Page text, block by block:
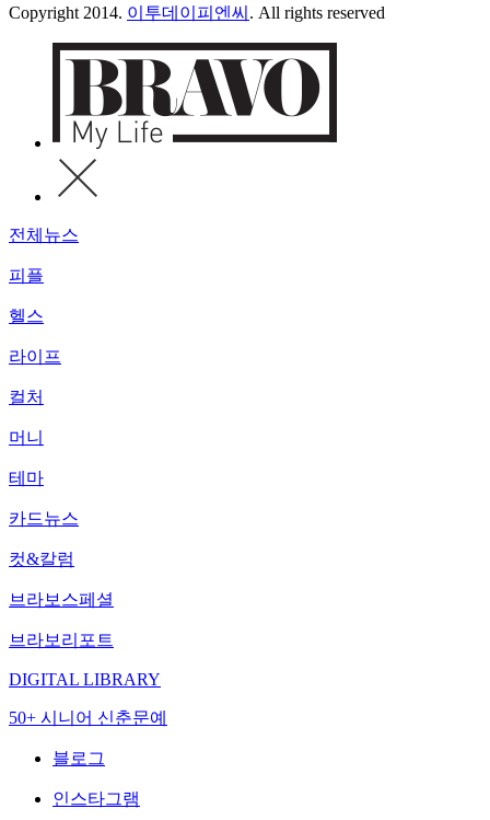
Copyright 2014. 이투데이피엔씨 . All rights reserved
전체뉴스
피플
헬스
라이프
컬처
머니
테마
카드뉴스
컷&칼럼
브라보스페셜
브라보리포트
DIGITAL LIBRARY
50+ 시니어 신춘문예
블로그
인스타그램